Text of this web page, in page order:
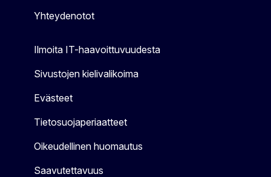
Yhteydenotot
Ilmoita IT-haavoittuvuudesta
Sivustojen kielivalikoima
Evästeet
Tietosuojaperiaatteet
Oikeudellinen huomautus
Saavutettavuus